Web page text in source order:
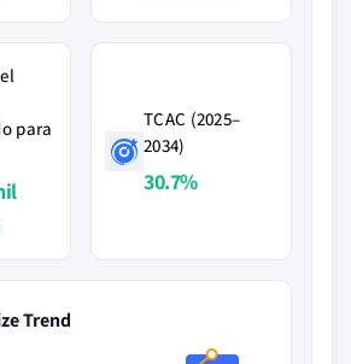
para
TCAC (2025–
2034)
30.7%
Trend